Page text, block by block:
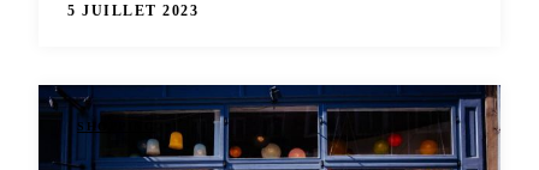
5 JUILLET 2023
SHOPPING